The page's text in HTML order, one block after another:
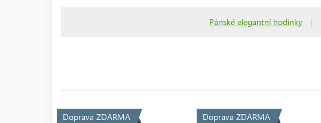
Pánské elegantní hodinky |
Doprava ZDARMA Doprava ZDARMA